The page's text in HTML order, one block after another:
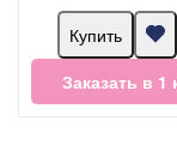
Купить
Заказать в 1